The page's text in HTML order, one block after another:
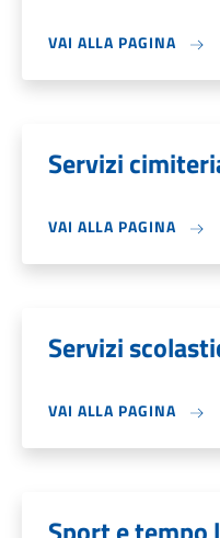
VAI ALLA PAGINA
Servizi
VAI ALLA PAGINA
Servizi
VAI ALLA PAGINA